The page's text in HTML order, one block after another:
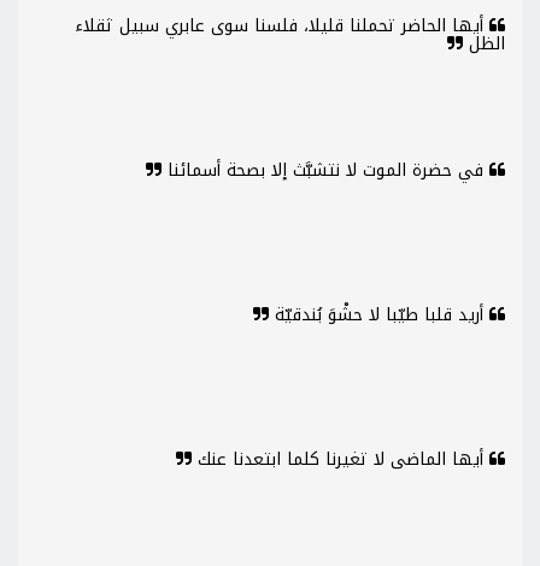
أيها الحاضر تحملنا قليلا، فلسنا سوى عابري سبيل ثقلاء
الظل
في حضرة الموت لا نتشبَّث إلا بصحة أسمائنا
أريد قلبا طيّبا لا حشْوَ بُندقيّة
أيها الماضى لا تغيرنا كلما ابتعدنا عنك